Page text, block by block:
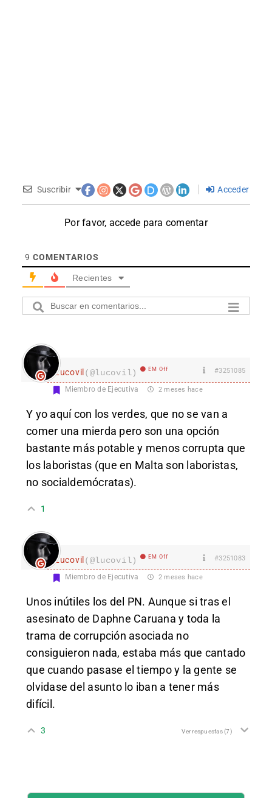
Suscribir Acceder
Por favor, accede para comentar
9 COMENTARIOS
Recientes
Lucovil(@lucovil) EM Off #3251085
Miembro de Ejecutiva 2 meses hace
Y yo aquí con los verdes, que no se van a
comer una mierda pero son una opción
bastante más potable y menos corrupta que
los laboristas (que en Malta son laboristas,
no socialdemócratas).
1
Lucovil(@lucovil) EM Off #3251083
Miembro de Ejecutiva 2 meses hace
Unos inútiles los del PN. Aunque si tras el
asesinato de Daphne Caruana y toda la
trama de corrupción asociada no
consiguieron nada, estaba más que cantado
que cuando pasase el tiempo y la gente se
olvidase del asunto lo iban a tener más
difícil.
3 Ver respuestas(7)